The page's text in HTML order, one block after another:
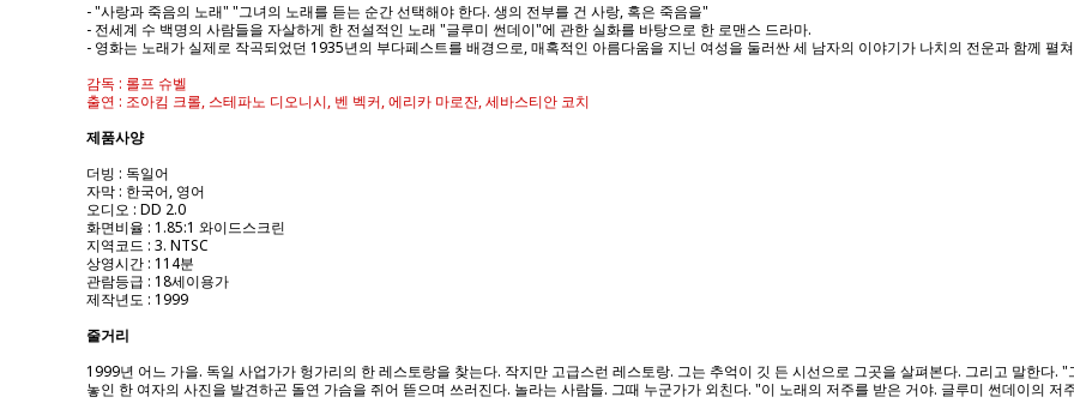
- "사랑과 죽음의 노래" "그녀의 노래를 듣는 순간 선택해야 한다. 생의 전부를 건 사랑, 혹은 죽음을"
- 전세계 수 백명의 사람들을 자살하게 한 전설적인 노래 "글루미 썬데이"에 관한 실화를 바탕으로 한 로맨스 드라마.
- 영화는 노래가 실제로 작곡되었던 1935년의 부다페스트를 배경으로, 매혹적인 아름다움을 지닌 여성을 둘러싼 세 남자의 이야기가 나치의 전운과 함께 펼
감독 : 롤프 슈벨
출연 : 조아킴 크롤, 스테파노 디오니시, 벤 벡커, 에리카 마로잔, 세바스티안 코치
제품사양
더빙 : 독일어
자막 : 한국어, 영어
오디오 : DD 2.0
화면비율 : 1.85:1 와이드스크린
지역코드 : 3. NTSC
상영시간 : 114분
관람등급 : 18세이용가
제작년도 : 1999
줄거리
1999년 어느 가을. 독일 사업가가 헝가리의 한 레스토랑을 찾는다. 작지만 고급스런 레스토랑. 그는 추억이 깃 든 시선으로 그곳을 살펴본다. 그리고 말한다.
놓인 한 여자의 사진을 발견하곤 돌연 가슴을 쥐어 뜯으며 쓰러진다. 놀라는 사람들. 그때 누군가가 외친다. "이 노래의 저주를 받은 거야. 글루미 썬데이의 저